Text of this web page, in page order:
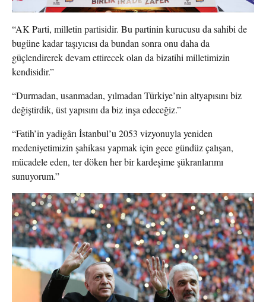
“AK Parti, milletin partisidir. Bu partinin kurucusu da sahibi de
bugüne kadar taşıyıcısı da bundan sonra onu daha da
güçlendirerek devam ettirecek olan da bizatihi milletimizin
kendisidir.”
“Durmadan, usanmadan, yılmadan Türkiye’nin altyapısını biz
değiştirdik, üst yapısını da biz inşa edeceğiz.”
“Fatih’in yadigârı İstanbul’u 2053 vizyonuyla yeniden
medeniyetimizin şahikası yapmak için gece gündüz çalışan,
mücadele eden, ter döken her bir kardeşime şükranlarımı
sunuyorum.”